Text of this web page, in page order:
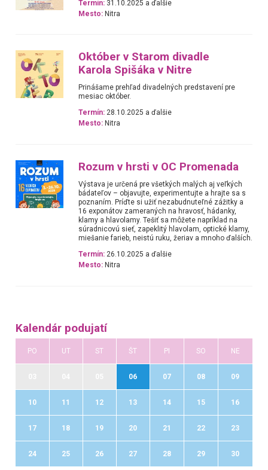
Termín: 31.10.2025 a ďalšie
Mesto: Nitra
Október v Starom divadle
Karola Spišáka v Nitre
Prinášame prehľad divadelných predstavení pre
mesiac október.
Termín: 28.10.2025 a ďalšie
Mesto: Nitra
Rozum v hrsti v OC Promenada
Výstava je určená pre všetkých malých aj veľkých
bádateľov – objavujte, experimentujte a hrajte sa s
poznaním. Príďte si užiť nezabudnuteľné zážitky a
16 exponátov zameraných na hravosť, hádanky,
klamy a hlavolamy. Tešiť sa môžete napríklad na
súradnicovú sieť, zapeklitý hlavolam, optické klamy,
miešanie farieb, neistú ruku, žeriav a mnoho ďalších.
Termín: 26.10.2025 a ďalšie
Mesto: Nitra
Kalendár podujatí
PO UT ST ŠT PI SO NE
06 07 08 09
10 11 12 13 14 15 16
17 18 19 20 21 22 23
24 25 26 27 28 29 30